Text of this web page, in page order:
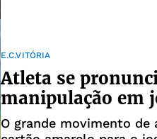
E.C.VITÓRIA
Atleta se
manipulação em
O grande movimento